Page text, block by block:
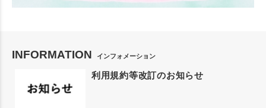
INFORMATION インフォメーション
利用規約等改訂のお知らせ